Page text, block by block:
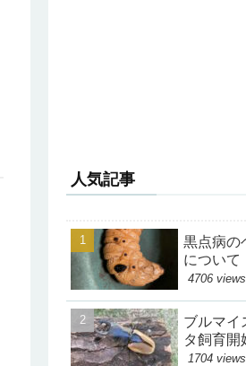
人気記事
黒点病の
について
4706 views
ブルマイ
タ飼育開
1704 views